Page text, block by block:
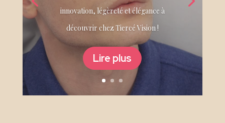
innovation, légèreté et élégance à
découvrir chez Tiercé Vision !
Lire plus